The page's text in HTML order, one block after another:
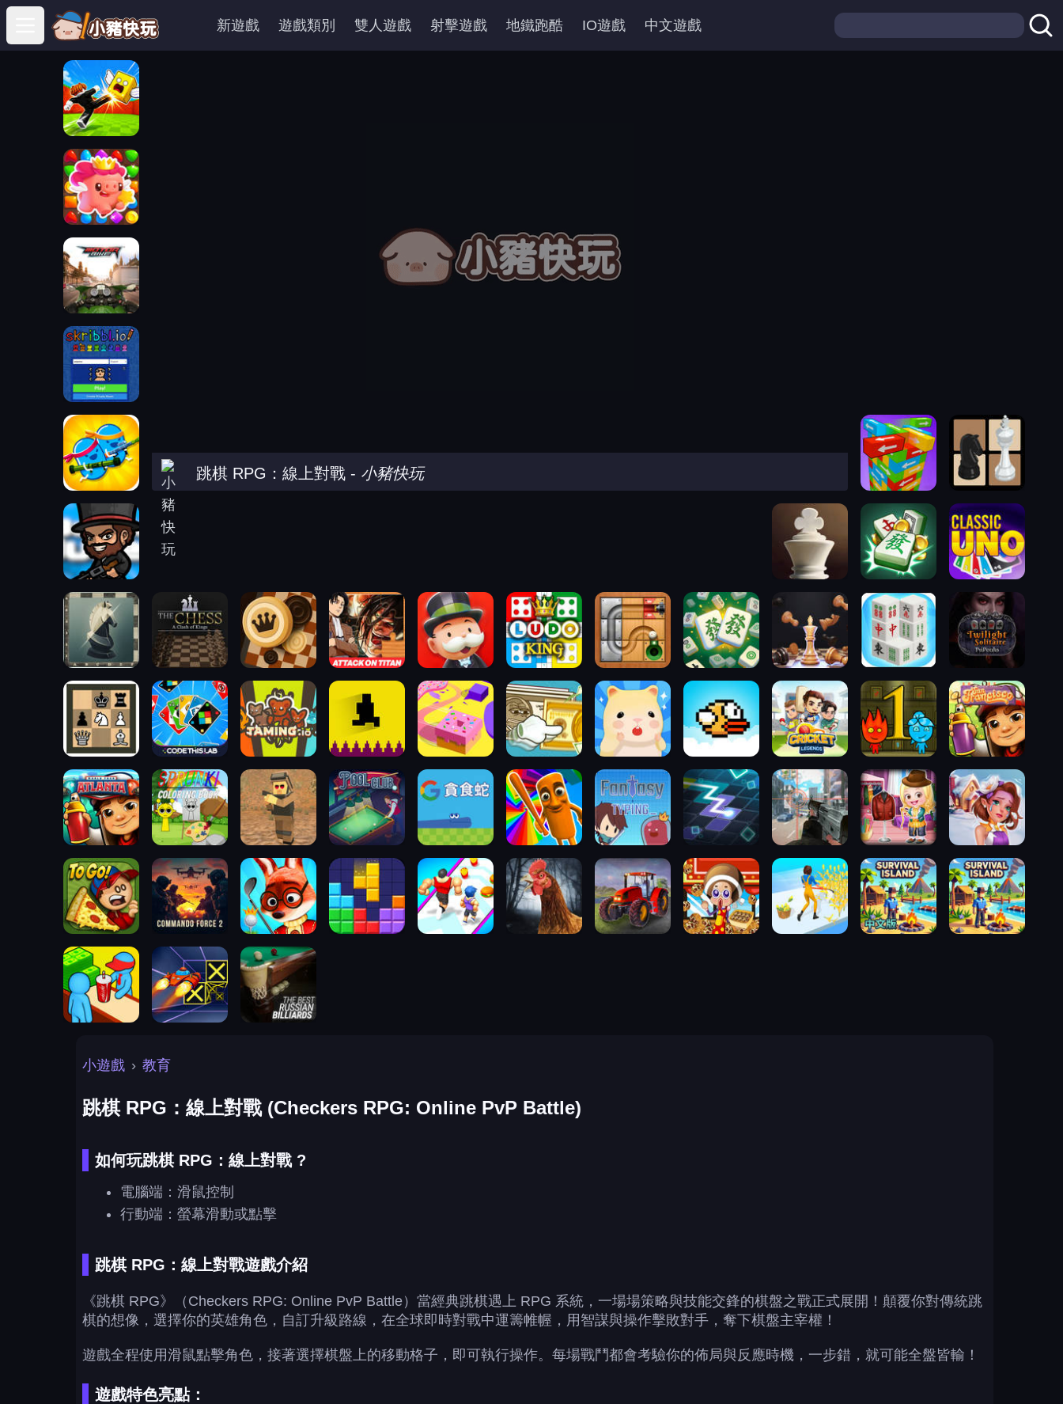
Open main menu
新遊戲 遊戲類別 雙人遊戲 射擊遊戲 地鐵跑酷 IO遊戲 中文遊戲
跳棋 RPG：線上對戰 - 小豬快玩
小遊戲 › 教育
跳棋 RPG：線上對戰 (Checkers RPG: Online PvP Battle)
如何玩跳棋 RPG：線上對戰 ?
電腦端：滑鼠控制
行動端：螢幕滑動或點擊
跳棋 RPG：線上對戰遊戲介紹
《跳棋 RPG》（Checkers RPG: Online PvP Battle）當經典跳棋遇上 RPG 系統，一場場策略與技能交鋒的棋盤之戰正式展開！顛覆你對傳統跳
棋的想像，選擇你的英雄角色，自訂升級路線，在全球即時對戰中運籌帷幄，用智謀與操作擊敗對手，奪下棋盤主宰權！
遊戲全程使用滑鼠點擊角色，接著選擇棋盤上的移動格子，即可執行操作。每場戰鬥都會考驗你的佈局與反應時機，一步錯，就可能全盤皆輸！
遊戲特色亮點：